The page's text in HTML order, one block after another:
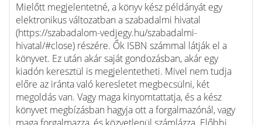
Mielőtt megjelentetné, a könyv kész példányát egy
elektronikus változatban a szabadalmi hivatal
(https://szabadalom-vedjegy.hu/szabadalmi-
hivatal/#close) részére. Ők ISBN számmal látják el a
könyvet. Ez után akár saját gondozásban, akár egy
kiadón keresztül is megjelentetheti. Mivel nem tudja
előre az iránta való keresletet megbecsülni, két
megoldás van. Vagy maga kinyomtattatja, és a kész
könyvet megbízásban hagyja ott a forgalmazónál, vagy